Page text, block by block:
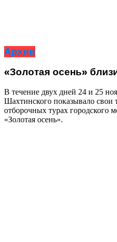
Архив
«Золотая осень»
В течение двух дней 24 и 25
Шахтинского показывало свои
отборочных турах городского
«Золотая осень».